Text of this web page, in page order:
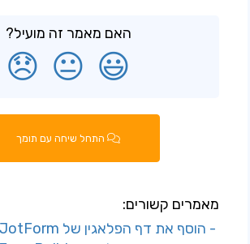
האם מאמר זה מועיל?
😃
😐
😞
התחל שיחה עם תומך
מאמרים קשורים:
- הוסף את דף הפלאגין של JotForm